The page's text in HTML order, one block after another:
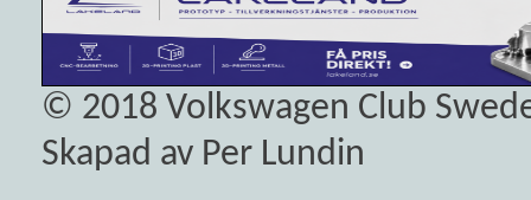
© 2018 Volkswagen Club
Skapad av Per Lundin